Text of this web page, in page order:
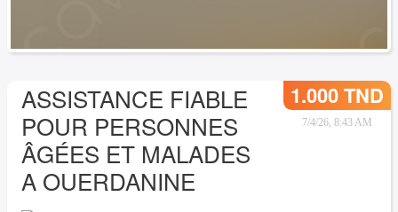
ASSISTANCE FIABLE
POUR PERSONNES
ÂGÉES ET MALADES
A OUERDANINE
1.000 TND
7/4/26, 8:43 AM